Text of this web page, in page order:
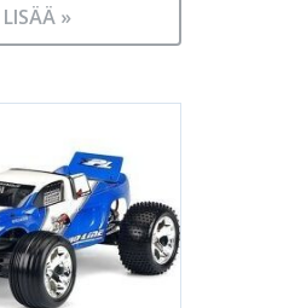
LISÄÄ »